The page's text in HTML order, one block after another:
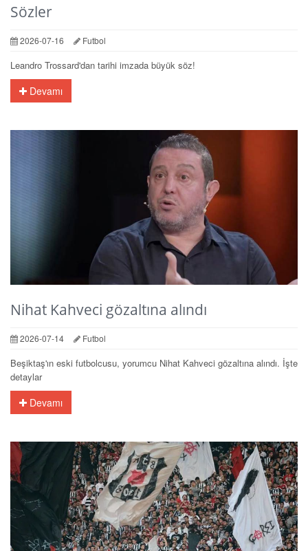
Sözler
2026-07-16 Futbol
Leandro Trossard'dan tarihi imzada büyük söz!
Devamı
Nihat Kahveci gözaltına alındı
2026-07-14 Futbol
Beşiktaş'ın eski futbolcusu, yorumcu Nihat Kahveci gözaltına alındı. İşte
detaylar
Devamı